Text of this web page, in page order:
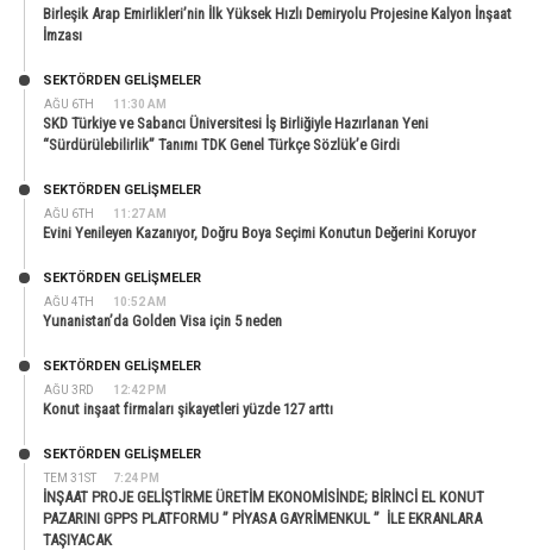
Birleşik Arap Emirlikleri’nin İlk Yüksek Hızlı Demiryolu Projesine Kalyon İnşaat
İmzası
AĞU 6TH 11:30 AM
SEKTÖRDEN GELIŞMELER
SKD Türkiye ve Sabancı Üniversitesi İş Birliğiyle Hazırlanan Yeni
“Sürdürülebilirlik” Tanımı TDK Genel Türkçe Sözlük’e Girdi
AĞU 6TH 11:27 AM
SEKTÖRDEN GELIŞMELER
Evini Yenileyen Kazanıyor, Doğru Boya Seçimi Konutun Değerini Koruyor
AĞU 4TH 10:52 AM
SEKTÖRDEN GELIŞMELER
Yunanistan’da Golden Visa için 5 neden
AĞU 3RD 12:42 PM
SEKTÖRDEN GELIŞMELER
Konut inşaat firmaları şikayetleri yüzde 127 arttı
TEM 31ST 7:24 PM
SEKTÖRDEN GELIŞMELER
İNŞAAT PROJE GELİŞTİRME ÜRETİM EKONOMİSİNDE; BİRİNCİ EL KONUT
PAZARINI GPPS PLATFORMU ” PİYASA GAYRİMENKUL ” İLE EKRANLARA
TAŞIYACAK